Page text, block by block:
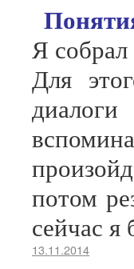
Я
Для
потом
сейчас я
13.11.2014